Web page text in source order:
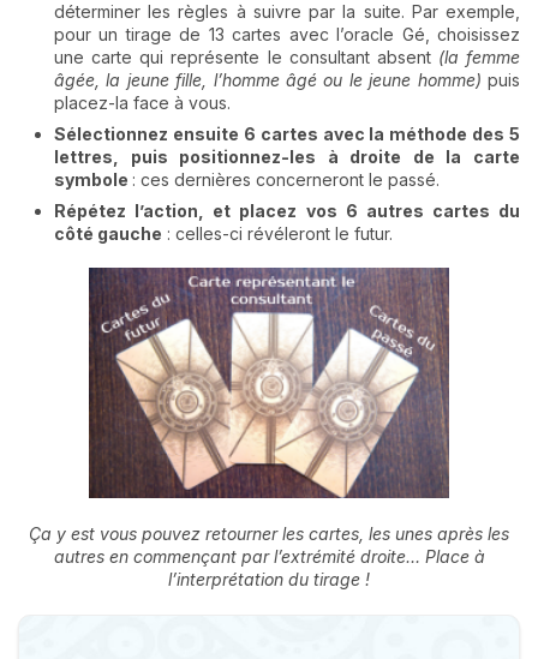
déterminer les règles à suivre par la suite. Par exemple,
pour un tirage de 13 cartes avec l’oracle Gé, choisissez
une carte qui représente le consultant absent (la femme
âgée, la jeune fille, l’homme âgé ou le jeune homme) puis
placez-la face à vous.
Sélectionnez ensuite 6 cartes avec la méthode des 5
lettres, puis positionnez-les à droite de la carte
symbole : ces dernières concerneront le passé.
Répétez l’action, et placez vos 6 autres cartes du
côté gauche : celles-ci révéleront le futur.
Ça y est vous pouvez retourner les cartes, les unes après les
autres en commençant par l’extrémité droite… Place à
l’interprétation du tirage !